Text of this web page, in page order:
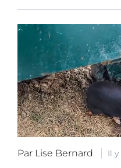
Par Lise Bernard Il y